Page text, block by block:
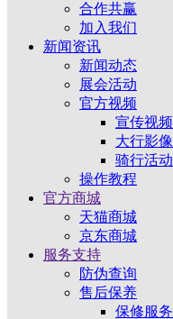
合作共赢
加入我们
新闻资讯
新闻动态
展会活动
官方视频
宣传视频
大行影像
骑行活动
操作教程
官方商城
天猫商城
京东商城
服务支持
防伪查询
售后保养
保修服务